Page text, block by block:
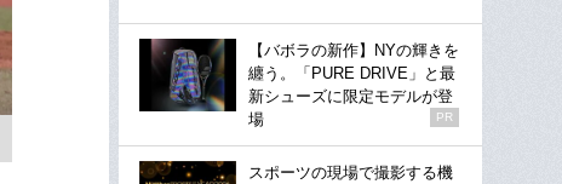
【バボラの新作】NYの輝きを
纏う。「PURE DRIVE」と最
新シューズに限定モデルが登
場
PR
スポーツの現場で撮影する機